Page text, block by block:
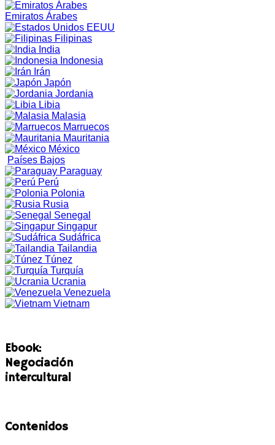
Emiratos Árabes
EEUU
Filipinas
India
Indonesia
Irán
Japón
Jordania
Libia
Malasia
Marruecos
Mauritania
México
Países Bajos
Paraguay
Perú
Polonia
Rusia
Senegal
Singapur
Sudáfrica
Tailandia
Túnez
Turquía
Ucrania
Venezuela
Vietnam
Ebook:
Negociación
intercultural
Contenidos